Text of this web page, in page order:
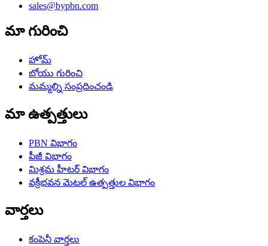
sales@bypbn.com
మా గురించి
హోమ్
బోయు గురించి
మమ్మల్ని సంప్రదించండి
మా ఉత్పత్తులు
PBN విభాగం
పీజీ విభాగం
మిశ్రమ హీటర్ విభాగం
వక్రీభవన మెటల్ ఉత్పత్తుల విభాగం
వార్తలు
కంపెనీ వార్తలు